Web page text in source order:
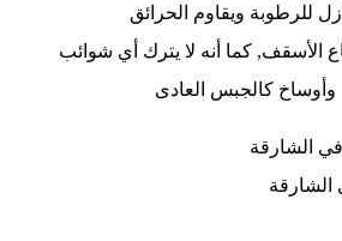
للرطوبة ويقاوم الحرائق
الأسقف, كما أنه لا يترك أي شوائب
وأوساخ كالجبس العادى